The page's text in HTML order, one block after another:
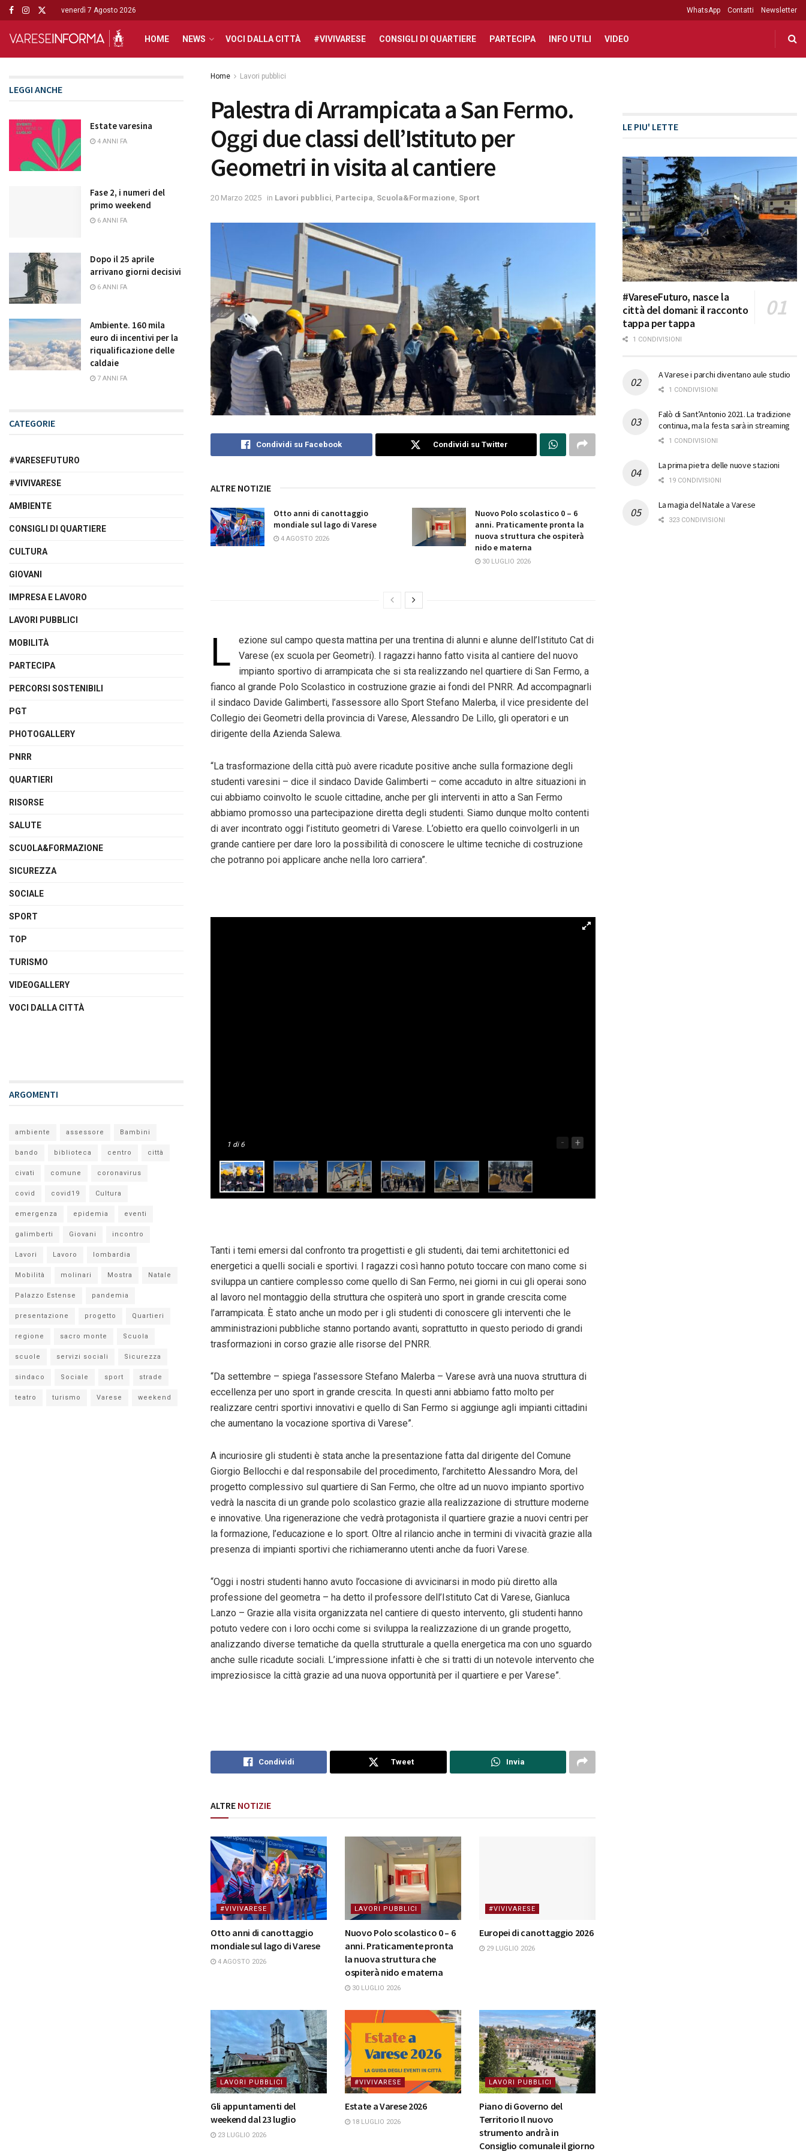
venerdì 7 Agosto 2026 WhatsApp Contatti Newsletter
HOME NEWS VOCI DALLA CITTÀ #VIVIVARESE CONSIGLI DI QUARTIERE PARTECIPA INFO UTILI VIDEO
Home Lavori pubblici
Palestra di Arrampicata a San Fermo.
Oggi due classi dell’Istituto per
Geometri in visita al cantiere
20 Marzo 2025 in Lavori pubblici Partecipa Scuola&Formazione Sport
Condividi su Facebook Condividi su Twitter
ALTRE NOTIZIE
Otto anni di canottaggio
mondiale sul lago di Varese
4 AGOSTO 2026
Nuovo Polo scolastico 0 – 6
anni. Praticamente pronta la
nuova struttura che ospiterà
nido e materna
30 LUGLIO 2026
L
ezione sul campo questa mattina per una trentina di alunni e alunne dell’Istituto Cat di
Varese (ex scuola per Geometri). I ragazzi hanno fatto visita al cantiere del nuovo
impianto sportivo di arrampicata che si sta realizzando nel quartiere di San Fermo, a
fianco al grande Polo Scolastico in costruzione grazie ai fondi del PNRR. Ad accompagnarli
il sindaco Davide Galimberti, l’assessore allo Sport Stefano Malerba, il vice presidente del
Collegio dei Geometri della provincia di Varese, Alessandro De Lillo, gli operatori e un
dirigente della Azienda Salewa.
“La trasformazione della città può avere ricadute positive anche sulla formazione degli
studenti varesini – dice il sindaco Davide Galimberti – come accaduto in altre situazioni in
cui abbiamo coinvolto le scuole cittadine, anche per gli interventi in atto a San Fermo
abbiamo promosso una partecipazione diretta degli studenti. Siamo dunque molto contenti
di aver incontrato oggi l’istituto geometri di Varese. L’obietto era quello coinvolgerli in un
grande cantiere per dare loro la possibilità di conoscere le ultime tecniche di costruzione
che potranno poi applicare anche nella loro carriera”.
1 di 6 - +
Tanti i temi emersi dal confronto tra progettisti e gli studenti, dai temi architettonici ed
energetici a quelli sociali e sportivi. I ragazzi così hanno potuto toccare con mano come si
sviluppa un cantiere complesso come quello di San Fermo, nei giorni in cui gli operai sono
al lavoro nel montaggio della struttura che ospiterà uno sport in grande crescita come
l’arrampicata. È stato anche un modo per i gli studenti di conoscere gli interventi che le
amministrazioni pubbliche stanno portando avanti, soprattutto in questo periodo di grandi
trasformazioni in corso grazie alle risorse del PNRR.
“Da settembre – spiega l’assessore Stefano Malerba – Varese avrà una nuova struttura di
eccellenza per uno sport in grande crescita. In questi anni abbiamo fatto molto per
realizzare centri sportivi innovativi e quello di San Fermo si aggiunge agli impianti cittadini
che aumentano la vocazione sportiva di Varese”.
A incuriosire gli studenti è stata anche la presentazione fatta dal dirigente del Comune
Giorgio Bellocchi e dal responsabile del procedimento, l’architetto Alessandro Mora, del
progetto complessivo sul quartiere di San Fermo, che oltre ad un nuovo impianto sportivo
vedrà la nascita di un grande polo scolastico grazie alla realizzazione di strutture moderne
e innovative. Una rigenerazione che vedrà protagonista il quartiere grazie a nuovi centri per
la formazione, l’educazione e lo sport. Oltre al rilancio anche in termini di vivacità grazie alla
presenza di impianti sportivi che richiameranno utenti anche da fuori Varese.
“Oggi i nostri studenti hanno avuto l’occasione di avvicinarsi in modo più diretto alla
professione del geometra – ha detto il professore dell’Istituto Cat di Varese, Gianluca
Lanzo – Grazie alla visita organizzata nel cantiere di questo intervento, gli studenti hanno
potuto vedere con i loro occhi come si sviluppa la realizzazione di un grande progetto,
analizzando diverse tematiche da quella strutturale a quella energetica ma con uno sguardo
anche sulle ricadute sociali. L’impressione infatti è che si tratti di un notevole intervento che
impreziosisce la città grazie ad una nuova opportunità per il quartiere e per Varese”.
Condividi Tweet Invia
ALTRE NOTIZIE
#VIVIVARESE
Otto anni di canottaggio
mondiale sul lago di Varese
4 AGOSTO 2026
LAVORI PUBBLICI
Nuovo Polo scolastico 0 – 6
anni. Praticamente pronta
la nuova struttura che
ospiterà nido e materna
30 LUGLIO 2026
#VIVIVARESE
Europei di canottaggio 2026
29 LUGLIO 2026
LAVORI PUBBLICI
Gli appuntamenti del
weekend dal 23 luglio
23 LUGLIO 2026
#VIVIVARESE
Estate a Varese 2026
18 LUGLIO 2026
LAVORI PUBBLICI
Piano di Governo del
Territorio Il nuovo
strumento andrà in
Consiglio comunale il giorno
LEGGI ANCHE
Estate varesina
4 ANNI FA
Fase 2, i numeri del
primo weekend
6 ANNI FA
Dopo il 25 aprile
arrivano giorni decisivi
6 ANNI FA
Ambiente. 160 mila
euro di incentivi per la
riqualificazione delle
caldaie
7 ANNI FA
CATEGORIE
#VARESEFUTURO
#VIVIVARESE
AMBIENTE
CONSIGLI DI QUARTIERE
CULTURA
GIOVANI
IMPRESA E LAVORO
LAVORI PUBBLICI
MOBILITÀ
PARTECIPA
PERCORSI SOSTENIBILI
PGT
PHOTOGALLERY
PNRR
QUARTIERI
RISORSE
SALUTE
SCUOLA&FORMAZIONE
SICUREZZA
SOCIALE
SPORT
TOP
TURISMO
VIDEOGALLERY
VOCI DALLA CITTÀ
ARGOMENTI
ambiente assessore Bambini
bando biblioteca centro città
civati comune coronavirus
covid covid19 Cultura
emergenza epidemia eventi
galimberti Giovani incontro
Lavori Lavoro lombardia
Mobilità molinari Mostra Natale
Palazzo Estense pandemia
presentazione progetto Quartieri
regione sacro monte Scuola
scuole servizi sociali Sicurezza
sindaco Sociale sport strade
teatro turismo Varese weekend
LE PIU' LETTE
#VareseFuturo, nasce la
città del domani: il racconto
tappa per tappa
1 CONDIVISIONI
A Varese i parchi diventano aule studio
1 CONDIVISIONI
Falò di Sant’Antonio 2021. La tradizione
continua, ma la festa sarà in streaming
1 CONDIVISIONI
La prima pietra delle nuove stazioni
19 CONDIVISIONI
La magia del Natale a Varese
323 CONDIVISIONI